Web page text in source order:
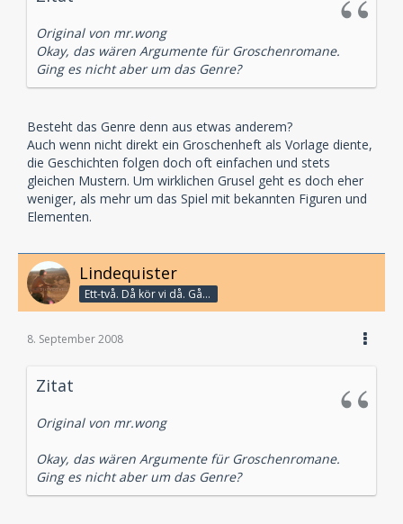
Original von mr.wong
Okay, das wären Argumente für Groschenromane.
Ging es nicht aber um das Genre?
Besteht das Genre denn aus etwas anderem?
Auch wenn nicht direkt ein Groschenheft als Vorlage diente,
die Geschichten folgen doch oft einfachen und stets
gleichen Mustern. Um wirklichen Grusel geht es doch eher
weniger, als mehr um das Spiel mit bekannten Figuren und
Elementen.
Lindequister
Ett-två. Då kör vi då. Går bandet?
8. September 2008
Zitat
Original von mr.wong
Okay, das wären Argumente für Groschenromane.
Ging es nicht aber um das Genre?